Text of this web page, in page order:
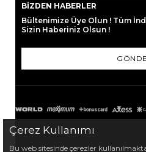
BIZDEN HABERLER
Bültenimize Üye Olun ! Tüm
Sizin Haberiniz Olsun !
Çerez Kullanımı
Bu web sitesinde çerezler